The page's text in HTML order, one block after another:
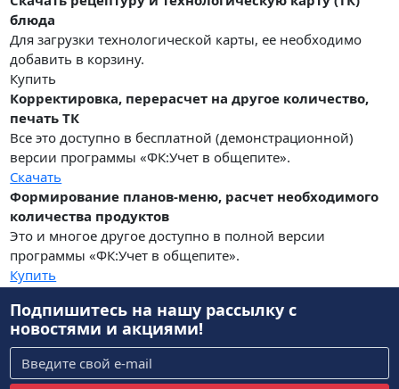
блюда
Для загрузки технологической карты, ее необходимо
добавить в корзину.
Купить
Корректировка, перерасчет на другое количество,
печать ТК
Все это доступно в бесплатной (демонстрационной)
версии программы «ФК:Учет в общепите».
Скачать
Формирование планов-меню, расчет необходимого
количества продуктов
Это и многое другое доступно в полной версии
программы «ФК:Учет в общепите».
Купить
Подпишитесь на нашу рассылкус
новостями и акциями!